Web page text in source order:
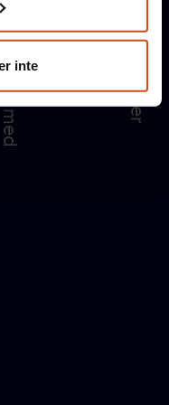
inte
SKR